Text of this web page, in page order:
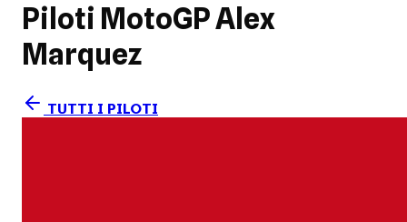
Piloti MotoGPAlex
Marquez
TUTTI I PILOTI